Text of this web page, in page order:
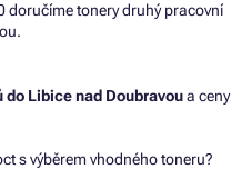
doručíme tonery druhý pracovní
Libice nad Doubravoua ceny
s výběrem vhodného toneru?